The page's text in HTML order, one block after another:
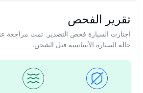
تقرير الفحص
اجتازت السيارة فحص التصدير. تمت مراجعة
حالة السيارة الأساسية قبل الشحن.